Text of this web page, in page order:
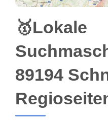
🥇Lokale
89194